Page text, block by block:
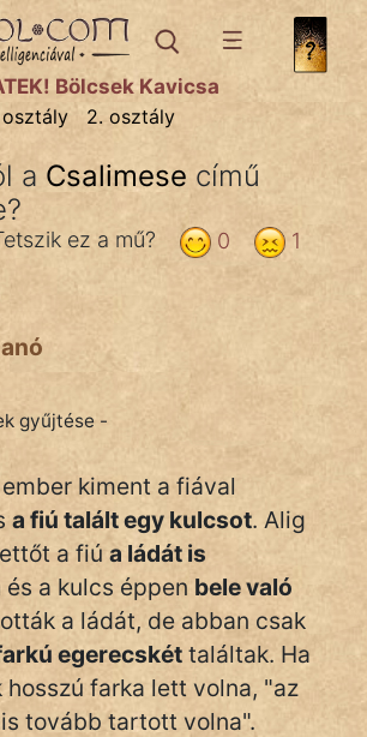
Bölcsek Kavicsa
osztály 2. osztály
a Csalimese című
1
0
ez a mű?
gyűjtése -
kiment a fiával
a fiú talált egy kulcsot. Alig
a fiú a ládát is
és a kulcs éppen bele való
a ládát, de abban csak
egerecskét találtak. Ha
hosszú farka lett volna, "az
tovább tartott volna".